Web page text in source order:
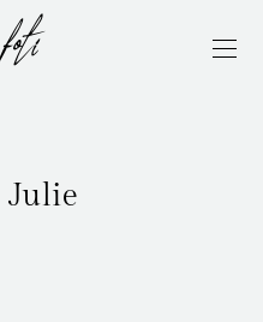
Julie